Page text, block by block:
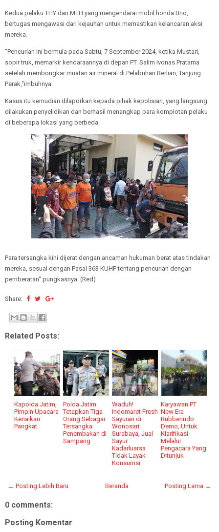
Kedua pelaku THY dan MTH yang mengendarai mobil honda Brio,
bertugas mengawasi dari kejauhan untuk memastikan kelancaran aksi
mereka.
"Pencurian ini bermula pada Sabtu, 7 September 2024, ketika Mustari,
sopir truk, memarkir kendaraannya di depan PT. Salim Ivonas Pratama
setelah membongkar muatan air mineral di Pelabuhan Berlian, Tanjung
Perak,"imbuhnya.
Kasus itu kemudian dilaporkan kepada pihak kepolisian, yang langsung
dilakukan penyelidikan dan berhasil menangkap para komplotan pelaku
di beberapa lokasi yang berbeda.
Para tersangka kini dijerat dengan ancaman hukuman berat atas tindakan
mereka, sesuai dengan Pasal 363 KUHP tentang pencurian dengan
pemberatan" pungkasnya. (Red)
Share:
Related Posts:
Kapolda Jatim,
Pimpin Upacara
Kenaikan
Pangkat
Polda Jatim
Tetapkan Tiga
Orang Sebagai
Tersangka
Penembakan di
Sampang
Waduh!
Indomaret Fresh
Sayuran di
Wonosari
Surabaya, Jual
Sayur
Kadarluarsa
Tidak Layak
Konsumsi
Karyawan PT
New Era
Rubberindo
Demo, Untuk
Klarifikasi
Melalui
Pengacara Yang
Ditunjuk
← Posting Lebih Baru Posting Lama →
Beranda
0 comments:
Posting Komentar